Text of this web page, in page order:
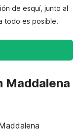
de esquí, junto al
todo es posible.
Maddalena